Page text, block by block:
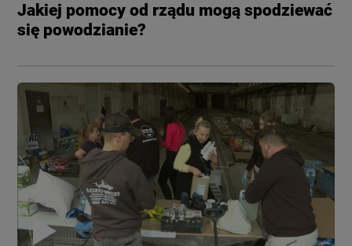
Jakiej pomocy od rządu mogą spodziewać
się powodzianie?